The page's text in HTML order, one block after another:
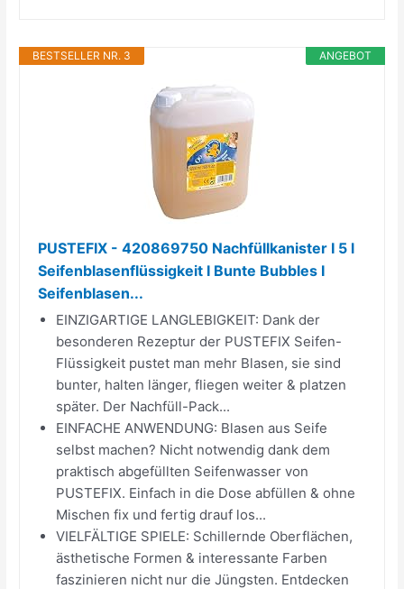
ANGEBOT
BESTSELLER NR. 3
PUSTEFIX - 420869750 Nachfüllkanister I 5 l
Seifenblasenflüssigkeit I Bunte Bubbles I
Seifenblasen...
EINZIGARTIGE LANGLEBIGKEIT: Dank der
besonderen Rezeptur der PUSTEFIX Seifen-
Flüssigkeit pustet man mehr Blasen, sie sind
bunter, halten länger, fliegen weiter & platzen
später. Der Nachfüll-Pack...
EINFACHE ANWENDUNG: Blasen aus Seife
selbst machen? Nicht notwendig dank dem
praktisch abgefüllten Seifenwasser von
PUSTEFIX. Einfach in die Dose abfüllen & ohne
Mischen fix und fertig drauf los...
VIELFÄLTIGE SPIELE: Schillernde Oberflächen,
ästhetische Formen & interessante Farben
faszinieren nicht nur die Jüngsten. Entdecken